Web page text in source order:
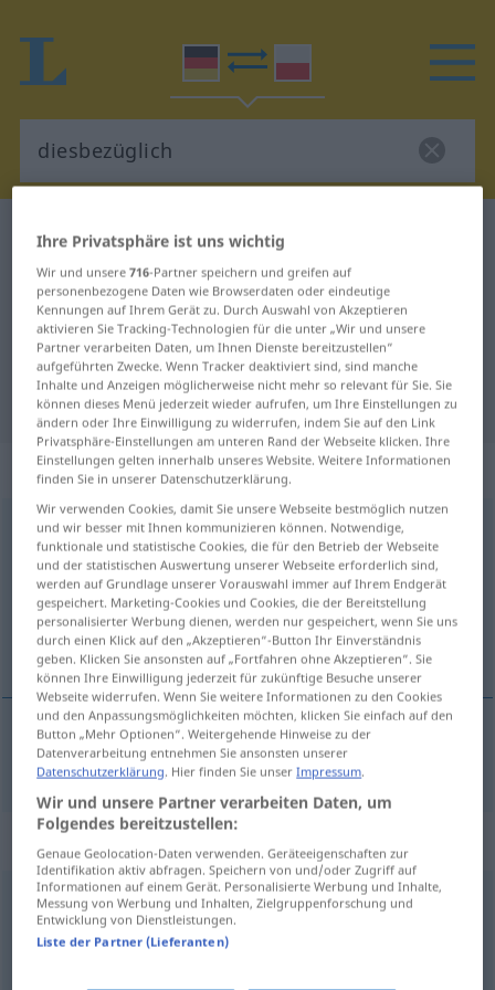
Deutsch-Polnisch Wörterbuch
Deutsch-Polnisch Übersetzung für
"diesbezüglich"
"diesbezüglich" Polnisch
Übersetzung
„diesbezüglich“: Adjektiv
diesbezüglich adj
Übersicht aller Übersetzungen
(Für mehr Details die Übersetzung anklicken/antippen)
odnoszący się do tego, odnośny
odnoszącysiędotego,odnośny diesbezüglich
„diesbezüglich“ : Adverb
diesbezüglichadv
Übersicht aller Übersetzungen
Ihre Privatsphäre ist uns wichtig
Wir und unsere716-Partner speichern und greifen auf
personenbezogene Daten wie Browserdaten oder eindeutige
Kennungen auf Ihrem Gerät zu. Durch Auswahl von Akzeptieren
aktivieren Sie Tracking-Technologien für die unter „Wir und unsere
Partner verarbeiten Daten, um Ihnen Dienste bereitzustellen“
aufgeführten Zwecke. Wenn Tracker deaktiviert sind, sind manche
Inhalte und Anzeigen möglicherweise nicht mehr so relevant für Sie. Sie
können dieses Menü jederzeit wieder aufrufen, um Ihre Einstellungen zu
ändern oder Ihre Einwilligung zu widerrufen, indem Sie auf den Link
Privatsphäre-Einstellungen am unteren Rand der Webseite klicken. Ihre
Einstellungen gelten innerhalb unseres Website. Weitere Informationen
finden Sie in unserer Datenschutzerklärung.
Wir verwenden Cookies, damit Sie unsere Webseite bestmöglich nutzen
und wir besser mit Ihnen kommunizieren können. Notwendige,
funktionale und statistische Cookies, die für den Betrieb der Webseite
und der statistischen Auswertung unserer Webseite erforderlich sind,
werden auf Grundlage unserer Vorauswahl immer auf Ihrem Endgerät
gespeichert. Marketing-Cookies und Cookies, die der Bereitstellung
personalisierter Werbung dienen, werden nur gespeichert, wenn Sie uns
durch einen Klick auf den „Akzeptieren“-Button Ihr Einverständnis
geben. Klicken Sie ansonsten auf „Fortfahren ohne Akzeptieren“. Sie
können Ihre Einwilligung jederzeit für zukünftige Besuche unserer
Webseite widerrufen. Wenn Sie weitere Informationen zu den Cookies
und den Anpassungsmöglichkeiten möchten, klicken Sie einfach auf den
Button „Mehr Optionen“. Weitergehende Hinweise zu der
Datenverarbeitung entnehmen Sie ansonsten unserer
Datenschutzerklärung. Hier finden Sie unserImpressum.
Wir und unsere Partner verarbeiten Daten, um
Folgendes bereitzustellen:
Genaue Geolocation-Daten verwenden. Geräteeigenschaften zur
Identifikation aktiv abfragen. Speichern von und/oder Zugriff auf
Informationen auf einem Gerät. Personalisierte Werbung und Inhalte,
Messung von Werbung und Inhalten, Zielgruppenforschung und
Entwicklung von Dienstleistungen.
Liste der Partner (Lieferanten)